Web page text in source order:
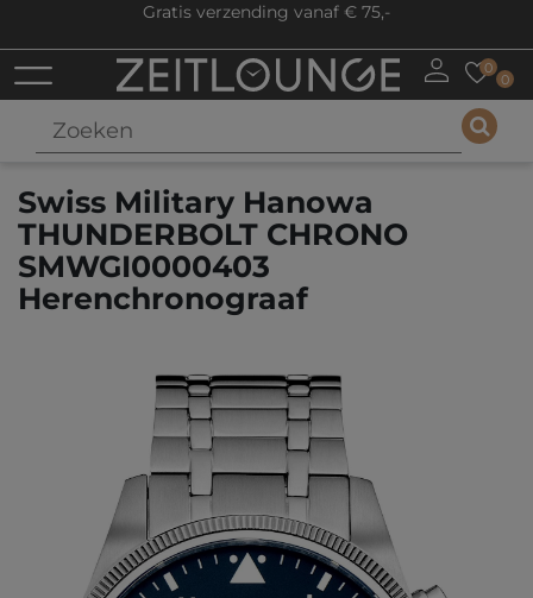
Gratis verzending vanaf € 75,-
0
0
Swiss Military Hanowa
THUNDERBOLT CHRONO
SMWGI0000403
Herenchronograaf